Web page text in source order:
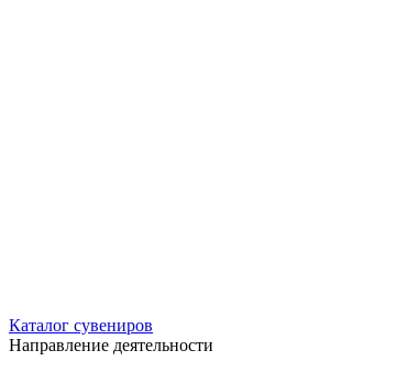
Каталог сувениров
Направление деятельности